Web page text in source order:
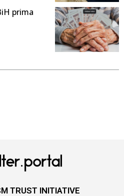
prima
TRUST INITIATIVE